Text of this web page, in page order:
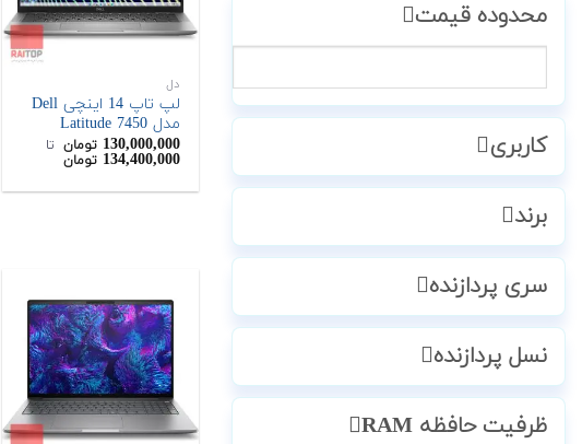
محدوده قیمت
کاربری
برند
سری پردازنده
نسل پردازنده
ظرفیت حافظه RAM
دل
لپ تاپ 14 اینچی Dell
مدل Latitude 7450
130,000,000 تومان ‌ تا ‌
134,400,000 تومان